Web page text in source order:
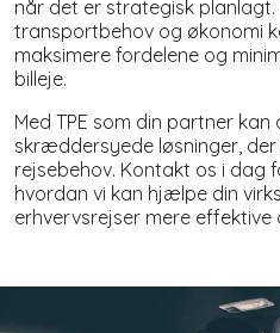
når det er strategisk planlagt.
transportbehov og økonomi
maksimere fordelene og
billeje.
Med TPE som din partner
skræddersyede løsninger,
rejsebehov. Kontakt os i dag
hvordan vi kan hjælpe din
erhvervsrejser mere